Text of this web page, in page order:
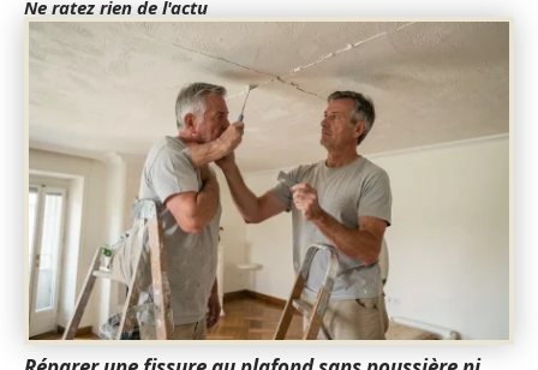
Ne ratez rien de l'actu